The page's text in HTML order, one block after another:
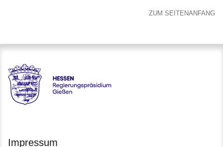
ZUM SEITENANFANG
Hessen - Regierungspräsidium Gießen
Impressum